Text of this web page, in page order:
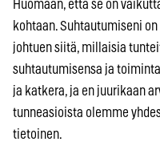
Huomaan, että se on
kohtaan. Suhtautumiseni
johtuen siitä, millaisia
suhtautumisensa ja
ja katkera, ja en juurikaan
tunneasioista olemme
tietoinen.